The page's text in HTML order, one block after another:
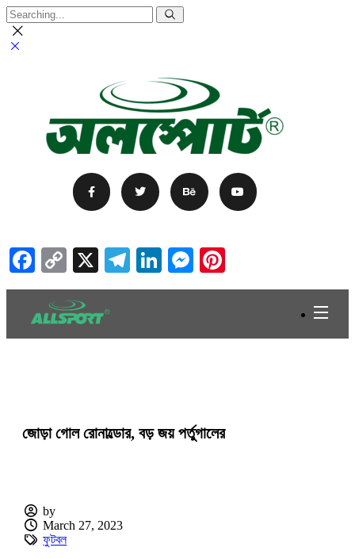
Facebook
Copy
Link
X Telegram
LinkedIn
Messenger
জোড়া গোল রোনাল্ডোর, বড় জয় পর্তুগালের
by
March 27, 2023
ফুটবল